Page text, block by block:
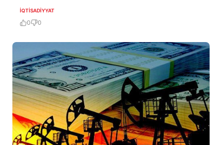
İQTISADIYYAT
0 0